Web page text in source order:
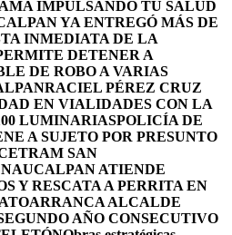
IMPULSANDO TU SALUD
YA ENTREGÓ MÁS DE
INMEDIATA DE LA
DETENER A
DE ROBO A VARIAS
RACIEL PÉREZ CRUZ
EN VIALIDADES CON LA
LUMINARIASPOLICÍA DE
A SUJETO POR PRESUNTO
SAN
ATIENDE
Y RESCATA A PERRITA EN
ARRANCA ALCALDE
AÑO CONSECUTIVO